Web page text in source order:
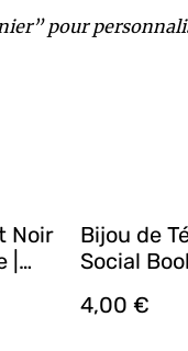
pour
Noir
Bijou de
Social
de Tigre |
4,00 €